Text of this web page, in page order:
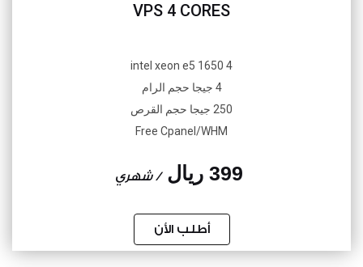
VPS 4 CORES
4 intel xeon e5 1650
4 جيجا حجم الرام
250 جيجا حجم القرص
Free Cpanel/WHM
399 ريال / شهري
أطلب الأن